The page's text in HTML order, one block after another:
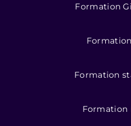
Formation
Formation
Formation